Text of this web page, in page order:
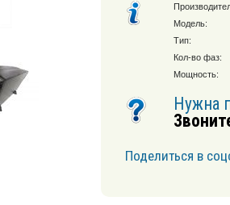
Модель:
Тип:
Кол-во фаз:
Мощность:
Нужна
Поделиться в